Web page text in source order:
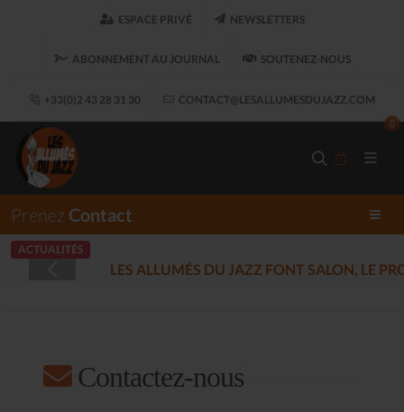
ESPACE PRIVÉ NEWSLETTERS
ABONNEMENT AU JOURNAL SOUTENEZ-NOUS
+33(0)2 43 28 31 30 CONTACT@LESALLUMESDUJAZZ.COM
0
Prenez Contact
ACTUALITÉS
LES ALLUMÉS DU JAZZ FONT SALON, LE
Contactez-nous